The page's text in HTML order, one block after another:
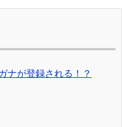
ナが登録される！？